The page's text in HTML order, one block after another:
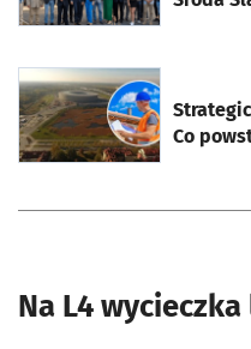
Co
otworzy się w nowej karcie
Na L4